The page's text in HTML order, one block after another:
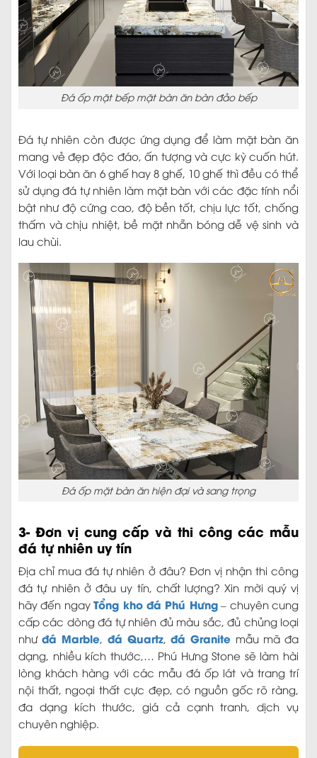
Đá ốp mặt bếp mặt bàn ăn bàn đảo bếp
Đá tự nhiên còn được ứng dụng để làm mặt bàn ăn
mang vẻ đẹp độc đáo, ấn tượng và cực kỳ cuốn hút.
Với loại bàn ăn 6 ghế hay 8 ghế, 10 ghế thì đều có thể
sử dụng đá tự nhiên làm mặt bàn với các đặc tính nổi
bật như độ cứng cao, độ bền tốt, chịu lực tốt, chống
thấm và chịu nhiệt, bề mặt nhẵn bóng dễ vệ sinh và
lau chùi.
Đá ốp mặt bàn ăn hiện đại và sang trọng
3- Đơn vị cung cấp và thi công các mẫu
đá tự nhiên uy tín
Địa chỉ mua đá tự nhiên ở đâu? Đơn vị nhận thi công
đá tự nhiên ở đâu uy tín, chất lượng? Xin mời quý vị
hãy đến ngayTổng kho đá Phú Hưng– chuyên cung
cấp các dòng đá tự nhiên đủ màu sắc, đủ chủng loại
nhưđá Marble, đá Quartz,đá Granite mẫu mã đa
dạng, nhiều kích thước,… Phú Hưng Stone sẽ làm hài
lòng khách hàng với các mẫu đá ốp lát và trang trí
nội thất, ngoại thất cực đẹp, có nguồn gốc rõ ràng,
đa dạng kích thước, giá cả cạnh tranh, dịch vụ
chuyên nghiệp.